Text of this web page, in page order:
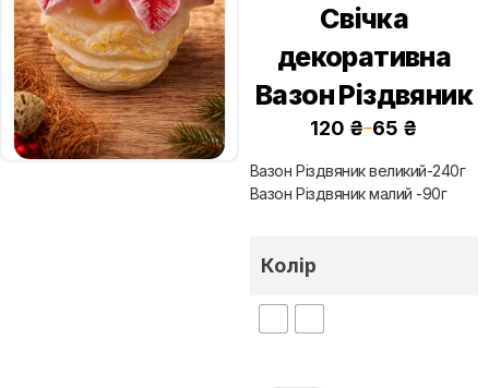
Свічка
декоративна
Вазон Різдвяник
65 ₴
–
120 ₴
Вазон Різдвяник великий-240г
Вазон Різдвяник малий -90г
Колір